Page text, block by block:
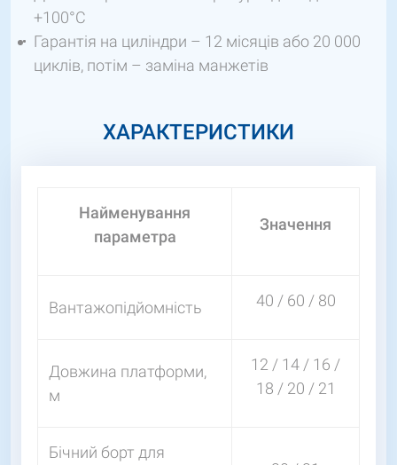
+100°С
Гарантія на циліндри – 12 місяців або 20 000
циклів, потім – заміна манжетів
ХАРАКТЕРИСТИКИ
Найменування
параметра
Значення
Вантажопідйомність 40 / 60 / 80
Довжина платформи,
м
12 / 14 / 16 /
18 / 20 / 21
Бічний борт для